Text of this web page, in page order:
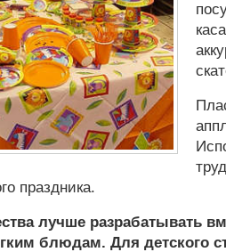
праздника.
лучше разрабатывать
блюдам. Для детского